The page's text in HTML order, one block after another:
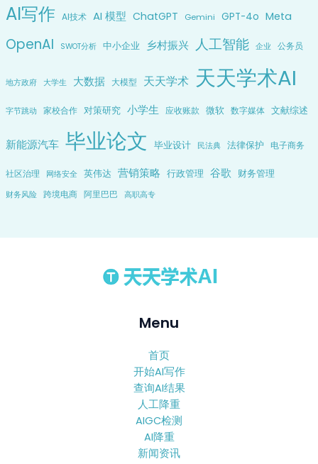
AI写作 AI技术 AI 模型 ChatGPT Gemini GPT-4o Meta
OpenAI SWOT分析 中小企业 乡村振兴 人工智能 企业 公务员
地方政府 大学生 大数据 大模型 天天学术 天天学术AI
字节跳动 家校合作 对策研究 小学生 应收账款 微软 数字媒体 文献综述
新能源汽车 毕业论文 毕业设计 民法典 法律保护 电子商务
社区治理 网络安全 英伟达 营销策略 行政管理 谷歌 财务管理
财务风险 跨境电商 阿里巴巴 高职高专
Menu
首页
开始AI写作
查询AI结果
人工降重
AIGC检测
AI降重
新闻资讯